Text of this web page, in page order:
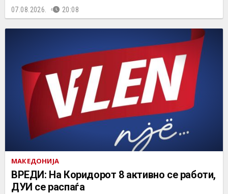
07.08.2026. 20:08
МАКЕДОНИЈА
ВРЕДИ: На Коридорот 8 активно се работи,
ДУИ се распаѓа